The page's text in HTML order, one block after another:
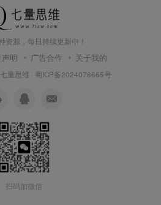
资源，每日持续更新中！
明 广告合作 关于我的
七量思维 · 蜀ICP备2024076665号
扫码加微信